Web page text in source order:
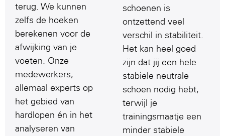
terug. We kunnen
zelfs de hoeken
berekenen voor de
afwijking van je
voeten. Onze
medewerkers,
allemaal experts op
het gebied van
hardlopen én in het
analyseren van
schoenen is
ontzettend veel
verschil in stabiliteit.
Het kan heel goed
zijn dat jij een hele
stabiele neutrale
schoen nodig hebt,
terwijl je
trainingsmaatje een
minder stabiele